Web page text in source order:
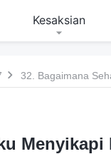
Kesaksian
32. Bagaimana
Menyikapi